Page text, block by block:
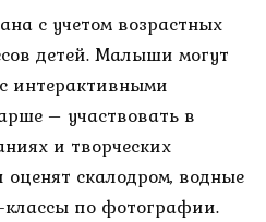
с учетом возрастных
детей. Малыши могут
интерактивными
– участвовать в
и творческих
оценят скалодром, водные
по фотографии.